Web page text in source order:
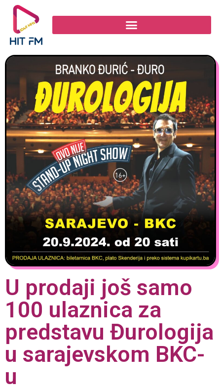
U prodaji još samo
100 ulaznica za
predstavu Đurologija
u sarajevskom BKC-
u